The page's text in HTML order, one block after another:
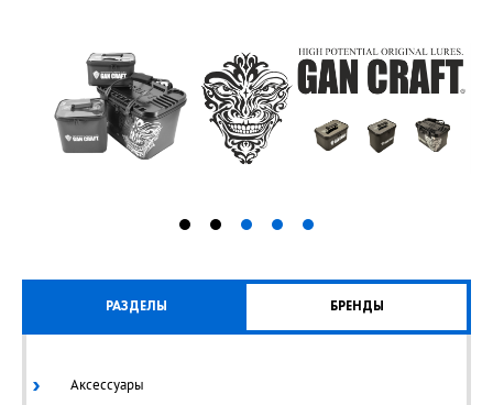
РАЗДЕЛЫ БРЕНДЫ
Аксессуары